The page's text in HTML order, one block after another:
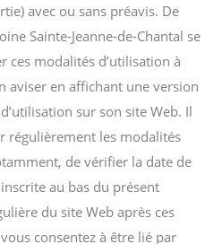
avec ou sans préavis. De
Sainte-Jeanne-de-Chantal se
ces modalités d’utilisation à
aviser en affichant une version
sur son site Web. Il
régulièrement les modalités
de vérifier la date de
au bas du présent
du site Web après ces
consentez à être lié par